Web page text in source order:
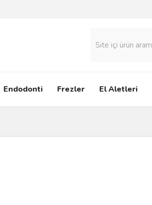
Endodonti Frezler El Aletleri